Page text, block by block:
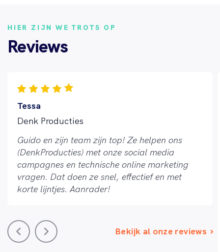
HIER ZIJN WE TROTS OP
Reviews
Tessa
Denk Producties
Guido en zijn team zijn top! Ze helpen ons
(DenkProducties) met onze social media
campagnes en technische online marketing
vragen. Dat doen ze snel, effectief en met
korte lijntjes. Aanrader!
Bekijk al onze reviews